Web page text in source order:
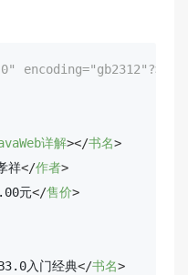
encoding="gb2312"?>
详解></书名>
祥</作者>
元</售价>
入门经典</书名>